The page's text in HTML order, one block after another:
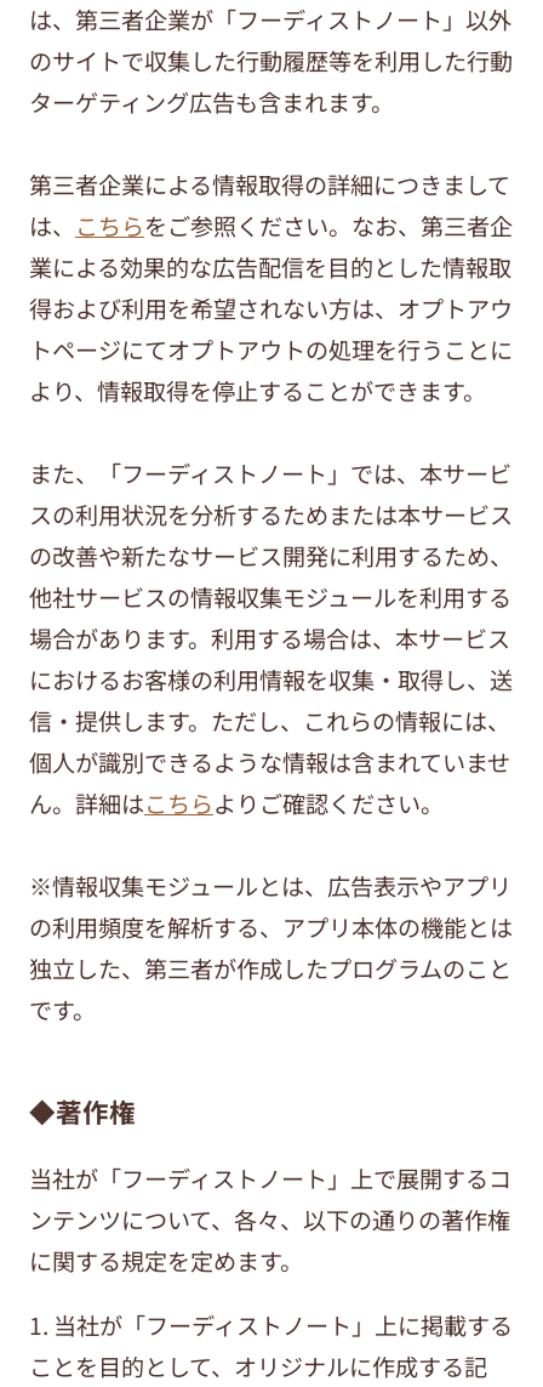
は、第三者企業が「フーディストノート」以外
のサイトで収集した行動履歴等を利用した行動
ターゲティング広告も含まれます。
第三者企業による情報取得の詳細につきまして
は、 こちらをご参照ください。なお、第三者企
業による効果的な広告配信を目的とした情報取
得および利用を希望されない方は、オプトアウ
トページにてオプトアウトの処理を行うことに
より、情報取得を停止することができます。
また、「フーディストノート」では、本サービ
スの利用状況を分析するためまたは本サービス
の改善や新たなサービス開発に利用するため、
他社サービスの情報収集モジュールを利用する
場合があります。利用する場合は、本サービス
におけるお客様の利用情報を収集・取得し、送
信・提供します。ただし、これらの情報には、
個人が識別できるような情報は含まれていませ
ん。詳細はこちらよりご確認ください。
※情報収集モジュールとは、広告表示やアプリ
の利用頻度を解析する、アプリ本体の機能とは
独立した、第三者が作成したプログラムのこと
です。
◆著作権
当社が「フーディストノート」上で展開するコ
ンテンツについて、各々、以下の通りの著作権
に関する規定を定めます。
1. 当社が「フーディストノート」上に掲載する
ことを目的として、オリジナルに作成する記